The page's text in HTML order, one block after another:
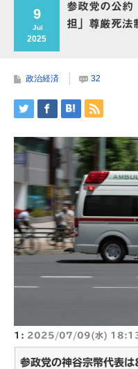
9
Jul
2025
参政党の公約
担」尊厳死法
政治経済 32
1: 2025/07/09(水)
参政党の神谷宗幣代表は